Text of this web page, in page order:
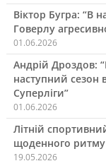
Віктор Бугра: “В
Говерлу
01.06.2026
Андрій Дроздов:
наступний сезон
Суперліги”
01.06.2026
Літній
щоденного ритму
19.05.2026